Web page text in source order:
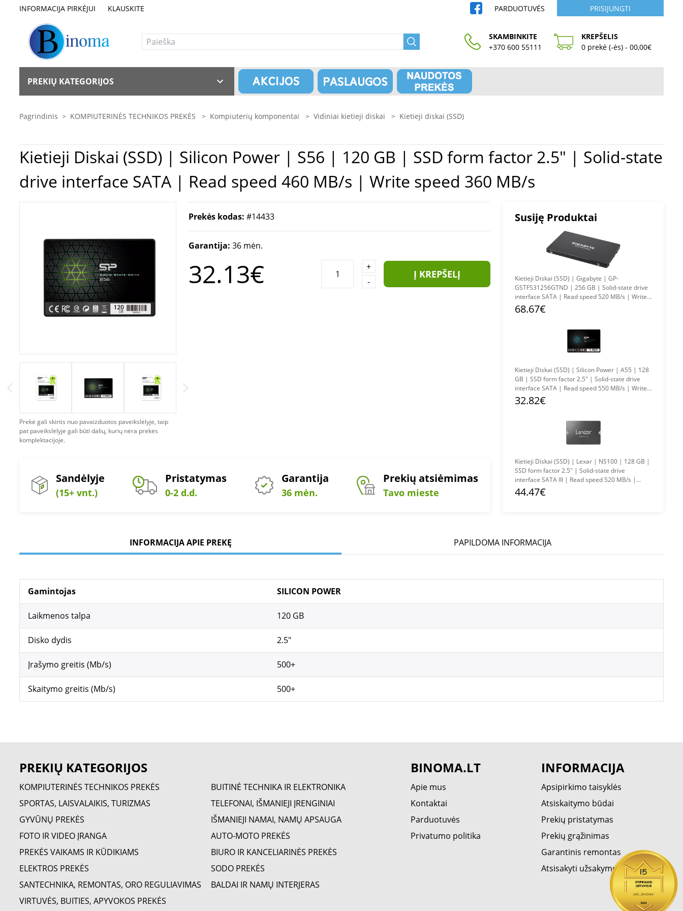
INFORMACIJA PIRKĖJUI KLAUSKITE PARDUOTUVĖS PRISIJUNGTI
SKAMBINKITE
+370 600 55111
KREPŠELIS
0 prekė (-ės) - 00,00€
PREKIŲ KATEGORIJOS
Pagrindinis > KOMPIUTERINĖS TECHNIKOS PREKĖS > Kompiuterių komponentai > Vidiniai kietieji diskai > Kietieji diskai (SSD)
Kietieji Diskai (SSD) | Silicon Power | S56 | 120 GB | SSD form factor 2.5" | Solid-state
drive interface SATA | Read speed 460 MB/s | Write speed 360 MB/s
Prekė gali skirtis nuo pavaizduotos paveikslėlyje, taip
pat paveikslėlyje gali būti dalių, kurių nėra prekės
komplektacijoje.
Prekės kodas: #14433
Garantija: 36 mėn.
32.13€
+
-
Į KREPŠELĮ
Sandėlyje
(15+ vnt.)
Pristatymas
0-2 d.d.
Garantija
36 mėn.
Prekių atsiėmimas
Tavo mieste
Susiję Produktai
Kietieji Diskai (SSD) | Gigabyte | GP-
GSTFS31256GTND | 256 GB | Solid-state drive
interface SATA | Read speed 520 MB/s | Write
speed 500 MB/s
68.67€
Kietieji Diskai (SSD) | Silicon Power | A55 | 128
GB | SSD form factor 2.5" | Solid-state drive
interface SATA | Read speed 550 MB/s | Write
speed 420 MB/s
32.82€
Kietieji Diskai (SSD) | Lexar | NS100 | 128 GB |
SSD form factor 2.5" | Solid-state drive
interface SATA III | Read speed 520 MB/s |
Write speed 510 MB/s
44.47€
INFORMACIJA APIE PREKĘ PAPILDOMA INFORMACIJA
Gamintojas SILICON POWER
Laikmenos talpa 120 GB
Disko dydis 2.5"
Įrašymo greitis (Mb/s) 500+
Skaitymo greitis (Mb/s) 500+
PREKIŲ KATEGORIJOS
KOMPIUTERINĖS TECHNIKOS PREKĖS
BUITINĖ TECHNIKA IR ELEKTRONIKA
SPORTAS, LAISVALAIKIS, TURIZMAS
TELEFONAI, IŠMANIEJI ĮRENGINIAI
GYVŪNŲ PREKĖS
IŠMANIEJI NAMAI, NAMŲ APSAUGA
SANTECHNIKA, REMONTAS, ORO REGULIAVIMAS
FOTO IR VIDEO ĮRANGA
AUTO-MOTO PREKĖS
PREKĖS VAIKAMS IR KŪDIKIAMS
BIURO IR KANCELIARINĖS PREKĖS
ELEKTROS PREKĖS
SODO PREKĖS
BALDAI IR NAMŲ INTERJERAS
VIRTUVĖS, BUITIES, APYVOKOS PREKĖS
BINOMA.LT
Apie mus
Kontaktai
Parduotuvės
Privatumo politika
INFORMACIJA
Apsipirkimo taisyklės
Atsiskaitymo būdai
Prekių pristatymas
Prekių grąžinimas
Garantinis remontas
Atsisakyti užsakymo